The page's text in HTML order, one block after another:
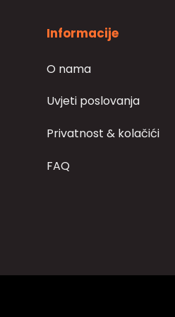
Informacije
O nama
Uvjeti poslovanja
Privatnost & kolačići
FAQ